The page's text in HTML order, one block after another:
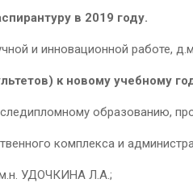
в 2019 году.
и инновационной работе,
к новому учебному
образованию,
комплекса и
УДОЧКИНА Л.А.;